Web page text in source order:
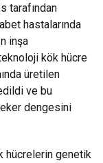
tarafından
hastalarında
inşa
kök hücre
üretilen
ve bu
dengesini
hücrelerin genetik